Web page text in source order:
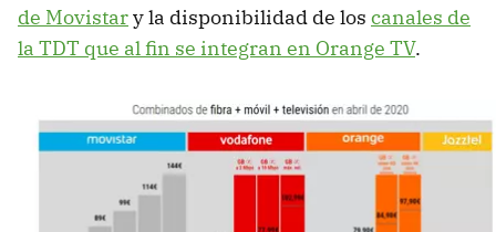
de Movistary la disponibilidad de los canales de
la TDT que al fin se integran en Orange TV.